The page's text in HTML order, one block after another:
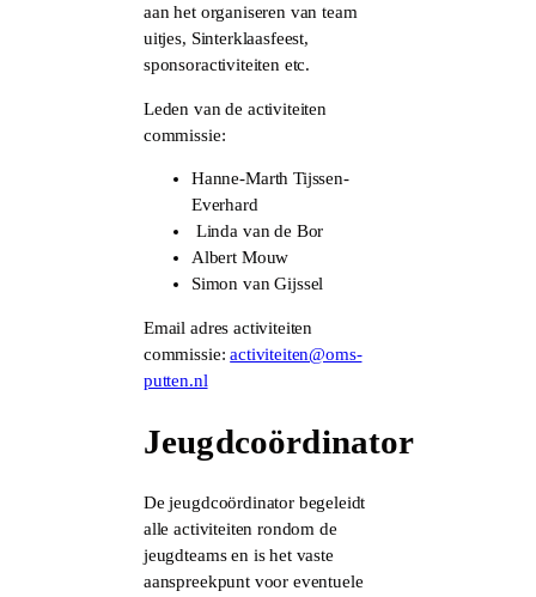
aan het organiseren van team
uitjes, Sinterklaasfeest,
sponsoractiviteiten etc.
Leden van de activiteiten
commissie:
Hanne-Marth Tijssen-
Everhard
Linda van de Bor
Albert Mouw
Simon van Gijssel
Email adres activiteiten
commissie:activiteiten@oms-
putten.nl
Jeugdcoördinator
De jeugdcoördinator begeleidt
alle activiteiten rondom de
jeugdteams en is het vaste
aanspreekpunt voor eventuele